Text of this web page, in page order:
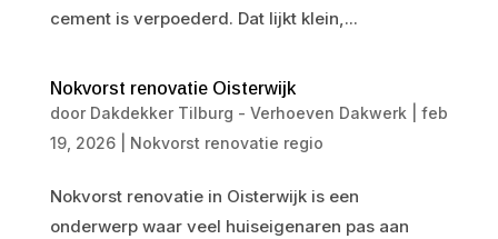
cement is verpoederd. Dat lijkt klein,...
Nokvorst renovatie Oisterwijk
door Dakdekker Tilburg - Verhoeven Dakwerk
feb
19, 2026| Nokvorst renovatie regio
Nokvorst renovatie in Oisterwijk is een
onderwerp waar veel huiseigenaren pas aan